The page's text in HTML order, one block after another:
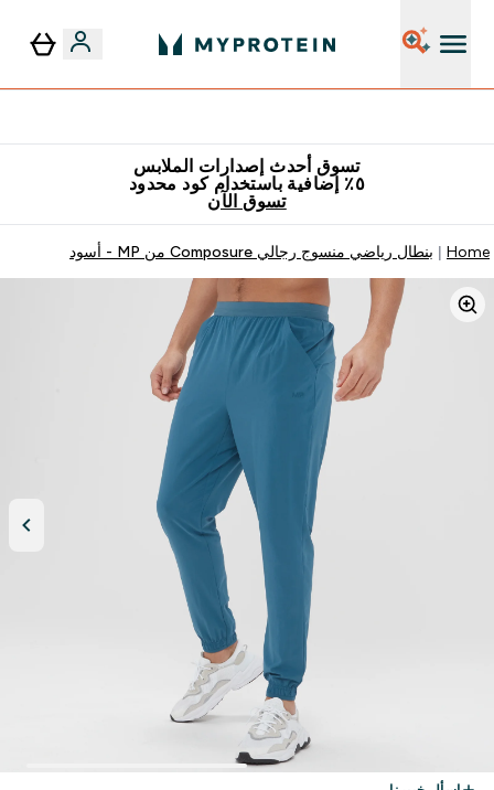
تسوق أحدث إصدارات الملابس
٥٪ إضافية باستخدام كود محدود
تسوق الآن
Home بنطال رياضي منسوج رجالي Composure من MP - أسود